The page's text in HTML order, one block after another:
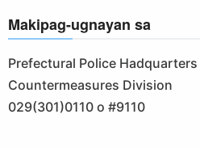
Makipag-ugnayan sa
Prefectural Police
Countermeasures Division
029(301)0110 o #9110